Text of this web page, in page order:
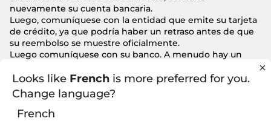
nuevamente su cuenta bancaria.
Luego, comuníquese con la entidad que emite su tarjeta
de crédito, ya que podría haber un retraso antes de que
su reembolso se muestre oficialmente.
Luego comuníquese con su banco. A menudo hay un
muestre un reembolso.
Si después de hacer todos estos pasos, aún no ha
recibido su reembolso, contáctenos a contact@many-
ways.ch.
Looks like French is more preferred for you.
Change language?
French